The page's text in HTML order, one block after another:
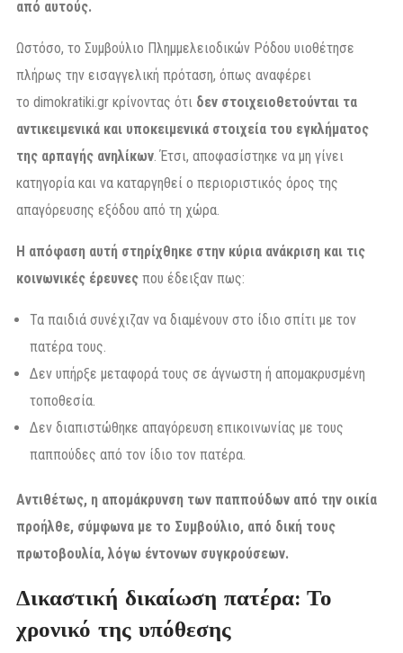
από αυτούς.
Ωστόσο, το Συμβούλιο Πλημμελειοδικών Ρόδου υιοθέτησε
πλήρως την εισαγγελική πρόταση, όπως αναφέρει
το dimokratiki.gr κρίνοντας ότι δεν στοιχειοθετούνται τα
αντικειμενικά και υποκειμενικά στοιχεία του εγκλήματος
της αρπαγής ανηλίκων . Έτσι, αποφασίστηκε να μη γίνει
κατηγορία και να καταργηθεί ο περιοριστικός όρος της
απαγόρευσης εξόδου από τη χώρα.
Η απόφαση αυτή στηρίχθηκε στην κύρια ανάκριση και τις
κοινωνικές έρευνες που έδειξαν πως:
Τα παιδιά συνέχιζαν να διαμένουν στο ίδιο σπίτι με τον
πατέρα τους.
Δεν υπήρξε μεταφορά τους σε άγνωστη ή απομακρυσμένη
τοποθεσία.
Δεν διαπιστώθηκε απαγόρευση επικοινωνίας με τους
παππούδες από τον ίδιο τον πατέρα.
Αντιθέτως, η απομάκρυνση των παππούδων από την οικία
προήλθε, σύμφωνα με το Συμβούλιο, από δική τους
πρωτοβουλία, λόγω έντονων συγκρούσεων.
Δικαστική δικαίωση πατέρα: Το
χρονικό της υπόθεσης